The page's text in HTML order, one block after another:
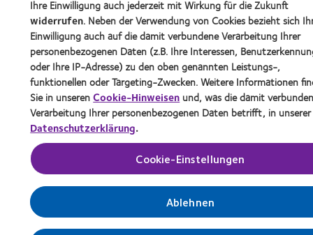
Ihre Einwilligung auch jederzeit mit Wirkung für die Zukunft
widerrufen. Neben der Verwendung von Cookies bezieht sich
Einwilligung auch auf die damit verbundene Verarbeitung Ihrer
personenbezogenen Daten (z.B. Ihre Interessen,
oder Ihre IP-Adresse) zu den oben genannten Leistungs-,
funktionellen oder Targeting-Zwecken. Weitere Informationen
Sie in unserenCookie-Hinweisen und, was die damit
Verarbeitung Ihrer personenbezogenen Daten betrifft, in unserer
Datenschutzerklärung.
Cookie-Einstellungen
Ablehnen